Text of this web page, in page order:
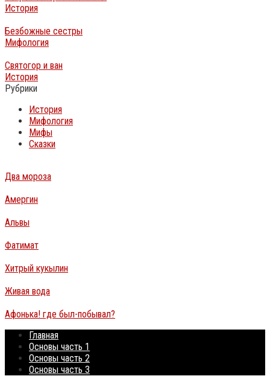
История
Безбожные сестры
Мифология
Святогор и ван
История
Рубрики
История
Мифология
Мифы
Сказки
Два мороза
Амергин
Альвы
Фатимат
Хитрый кукылин
Живая вода
Афонька! где был-побывал?
Главная
Основы часть 1
Основы часть 2
Основы часть 3